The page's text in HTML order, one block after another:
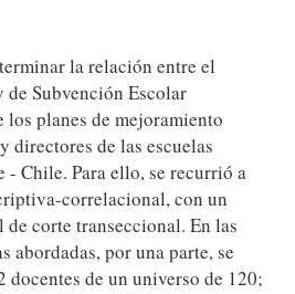
la relación entre el
Subvención Escolar
los planes de mejoramiento
directores de las escuelas
Chile. Para ello, se recurrió a
correlacional, con un
corte transeccional. En las
abordadas, por una parte, se
docentes de un universo de 120;